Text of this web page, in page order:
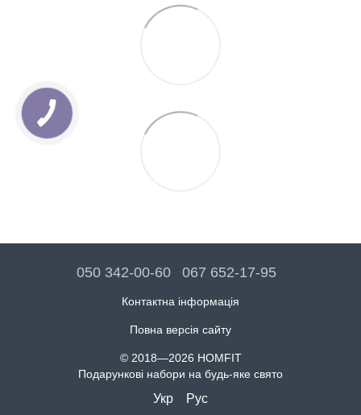
050 342-00-60 067 652-17-95
Контактна інформація
Повна версія сайту
© 2018—2026 HOMFIT
Подарункові набори на будь-яке свято
Укр Рус